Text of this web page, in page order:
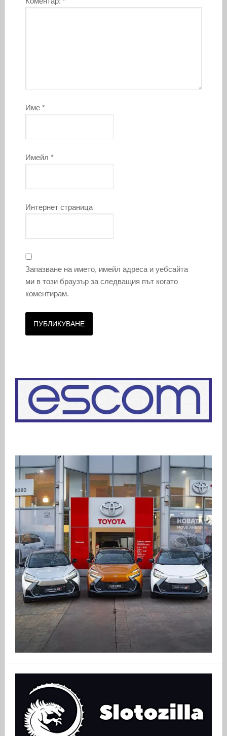
Име *
Имейл *
Интернет страница
Запазване на името, имейл адреса и уебсайта
ми в този браузър за следващия път когато
коментирам.